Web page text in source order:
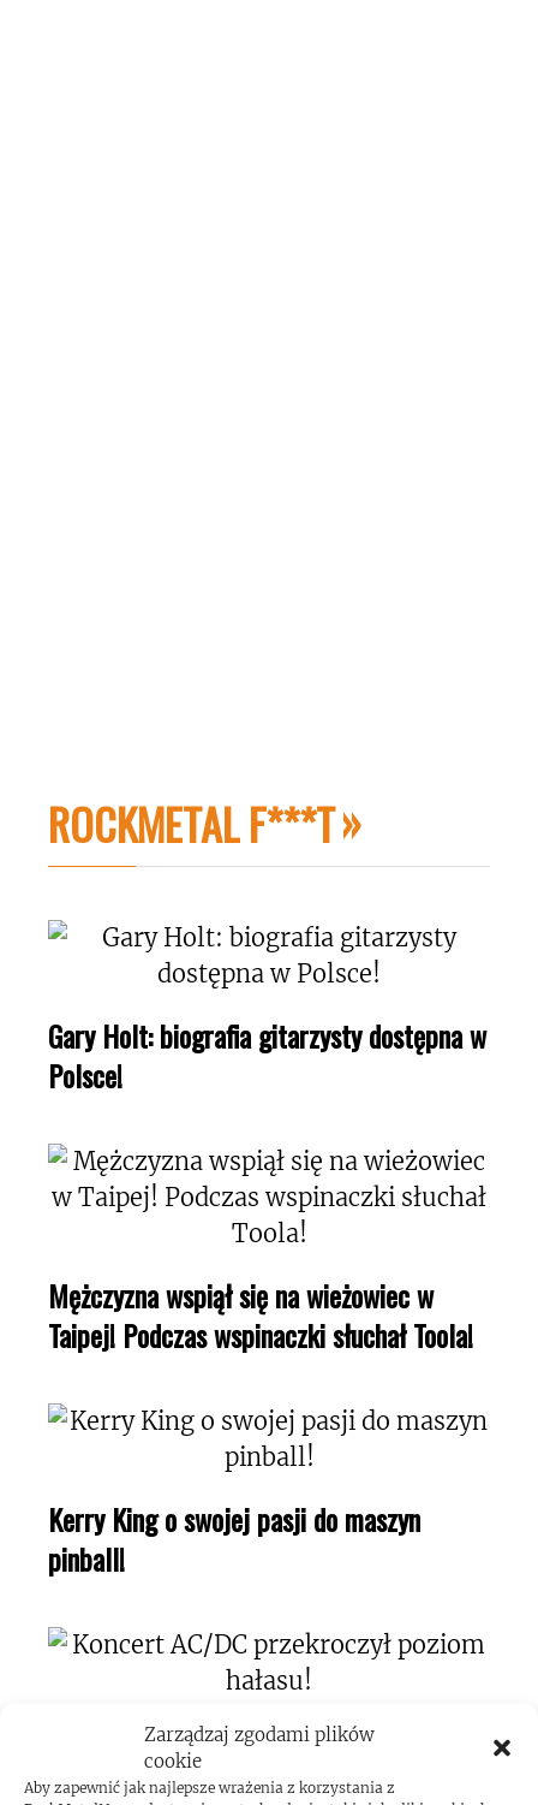
Zarządzaj zgodami plików
cookie
Aby zapewnić jak najlepsze wrażenia z korzystania z
ROCKMETAL F***T
Gary Holt: biografia gitarzysty dostępna w
Polsce!
Mężczyzna wspiął się na wieżowiec w
Taipej! Podczas wspinaczki słuchał Toola!
Kerry King o swojej pasji do maszyn
pinball!
Koncert AC/DC przekroczył poziom
hałasu!